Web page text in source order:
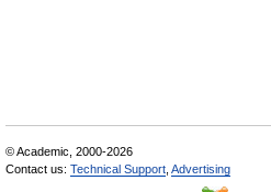
© Academic, 2000-2026
Contact us: Technical Support Advertising